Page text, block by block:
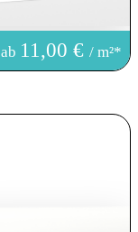
ab 11,00 €/ m²*